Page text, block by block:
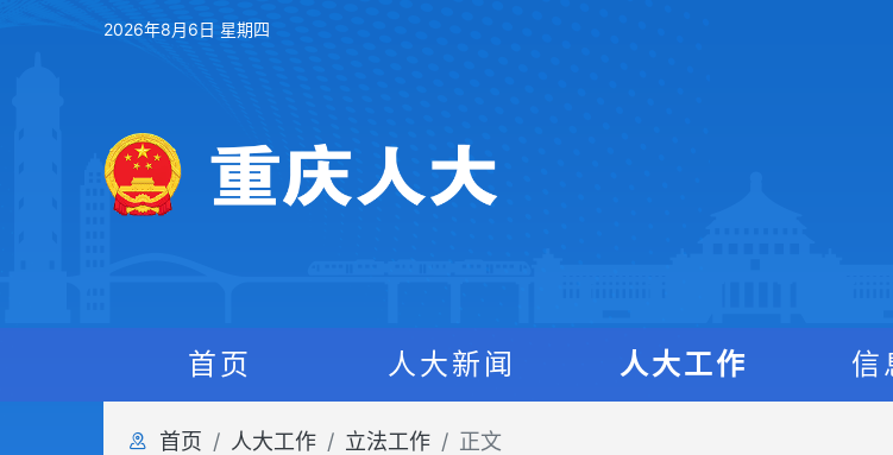
2026年8月6日 星期四
首页 人大新闻 人大工作 信
首页 人大工作 立法工作 正文